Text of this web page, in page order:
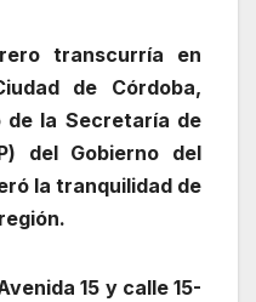
transcurría en
de Córdoba,
de la Secretaría de
del Gobierno del
la tranquilidad de
15 y calle 15-